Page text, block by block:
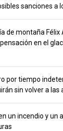
sanciones a
de montaña Félix
en el
por tiempo
sin volver a las
un incendio y un